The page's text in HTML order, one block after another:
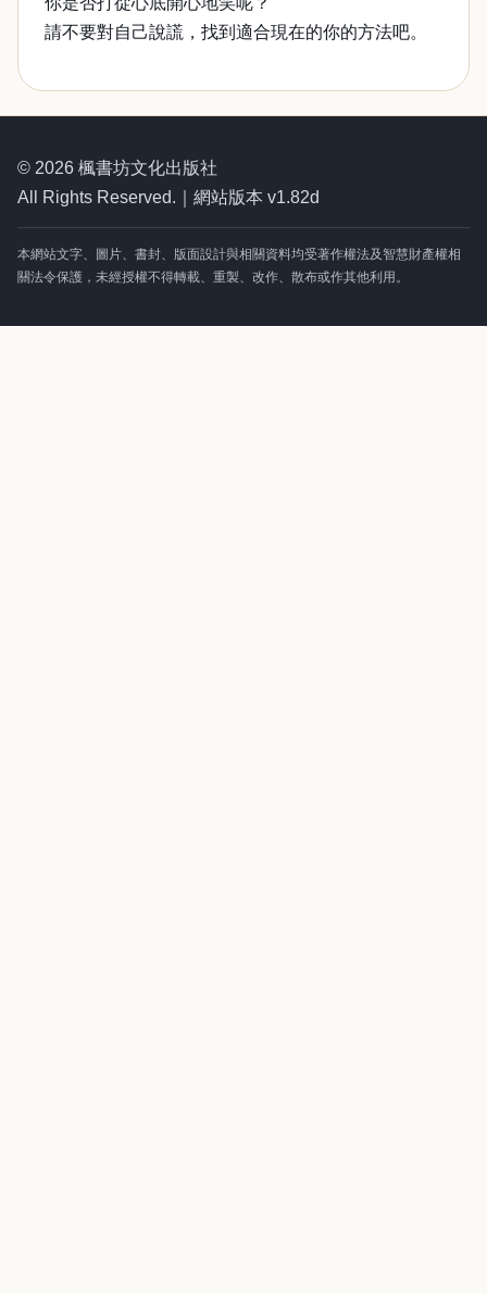
請不要對自己說謊，找到適合現在的你的方法吧。
© 2026 楓書坊文化出版社
All Rights Reserved.｜網站版本 v1.82d
本網站文字、圖片、書封、版面設計與相關資料均受著作權法及智慧財產權相
關法令保護，未經授權不得轉載、重製、改作、散布或作其他利用。